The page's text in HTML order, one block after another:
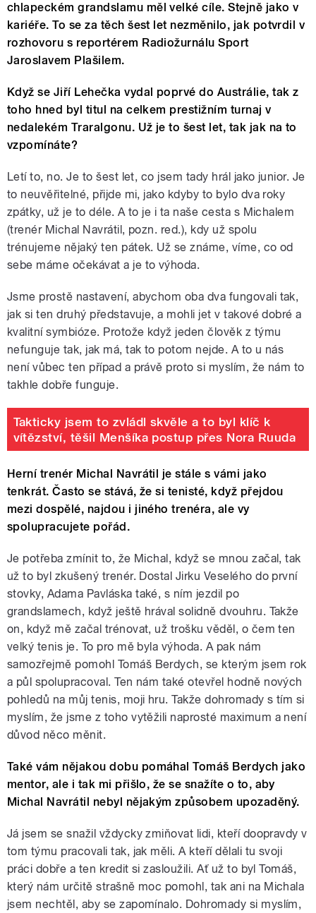
chlapeckém grandslamu měl velké cíle. Stejně jako v
kariéře. To se za těch šest let nezměnilo, jak potvrdil v
rozhovoru s reportérem Radiožurnálu Sport
Jaroslavem Plašilem.
Když se Jiří Lehečka vydal poprvé do Austrálie, tak z
toho hned byl titul na celkem prestižním turnaj v
nedalekém Traralgonu. Už je to šest let, tak jak na to
vzpomínáte?
Letí to, no. Je to šest let, co jsem tady hrál jako junior. Je
to neuvěřitelné, přijde mi, jako kdyby to bylo dva roky
zpátky, už je to déle. A to je i ta naše cesta s Michalem
(trenér Michal Navrátil, pozn. red.), kdy už spolu
trénujeme nějaký ten pátek. Už se známe, víme, co od
sebe máme očekávat a je to výhoda.
Jsme prostě nastavení, abychom oba dva fungovali tak,
jak si ten druhý představuje, a mohli jet v takové dobré a
kvalitní symbióze. Protože když jeden člověk z týmu
nefunguje tak, jak má, tak to potom nejde. A to u nás
není vůbec ten případ a právě proto si myslím, že nám to
takhle dobře funguje.
Takticky jsem to zvládl skvěle a to byl klíč k
vítězství, těšil Menšíka postup přes Nora Ruuda
Herní trenér Michal Navrátil je stále s vámi jako
tenkrát. Často se stává, že si tenisté, když přejdou
mezi dospělé, najdou i jiného trenéra, ale vy
spolupracujete pořád.
Je potřeba zmínit to, že Michal, když se mnou začal, tak
už to byl zkušený trenér. Dostal Jirku Veselého do první
stovky, Adama Pavláska také, s ním jezdil po
grandslamech, když ještě hrával solidně dvouhru. Takže
on, když mě začal trénovat, už trošku věděl, o čem ten
velký tenis je. To pro mě byla výhoda. A pak nám
samozřejmě pomohl Tomáš Berdych, se kterým jsem rok
a půl spolupracoval. Ten nám také otevřel hodně nových
pohledů na můj tenis, moji hru. Takže dohromady s tím si
myslím, že jsme z toho vytěžili naprosté maximum a není
důvod něco měnit.
Také vám nějakou dobu pomáhal Tomáš Berdych jako
mentor, ale i tak mi přišlo, že se snažíte o to, aby
Michal Navrátil nebyl nějakým způsobem upozaděný.
Já jsem se snažil vždycky zmiňovat lidi, kteří doopravdy v
tom týmu pracovali tak, jak měli. A kteří dělali tu svoji
práci dobře a ten kredit si zasloužili. Ať už to byl Tomáš,
který nám určitě strašně moc pomohl, tak ani na Michala
jsem nechtěl, aby se zapomínalo. Dohromady si myslím,